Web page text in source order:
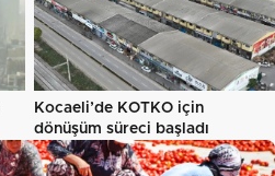
Kocaeli’de KOTKO için
dönüşüm süreci başladı